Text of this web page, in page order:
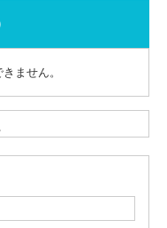
ません。